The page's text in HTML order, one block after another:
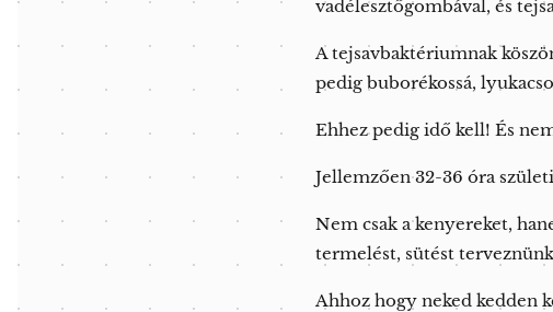
vadélesztőgombával, és
A tejsavbaktériumnak
pedig buborékossá,
Ehhez pedig idő kell! És
Jellemzően 32-36 óra
Nem csak a kenyereket,
termelést, sütést
Ahhoz hogy neked kedden